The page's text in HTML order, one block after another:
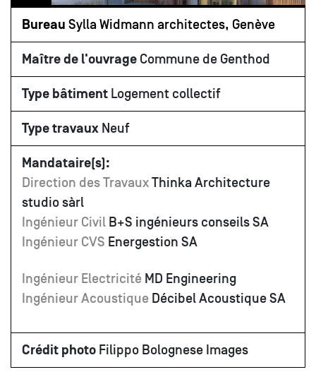
Bureau Sylla Widmann architectes, Genève
Maître de l'ouvrage Commune de Genthod
Type bâtiment Logement collectif
Type travaux Neuf
Mandataire(s):
Direction des TravauxThinka Architecture
studio sàrl
Ingénieur Civil B+S ingénieurs conseils SA
Ingénieur CVS Energestion SA
Ingénieur Electricité MD Engineering
Ingénieur Acoustique Décibel Acoustique SA
Crédit photo Filippo Bolognese Images